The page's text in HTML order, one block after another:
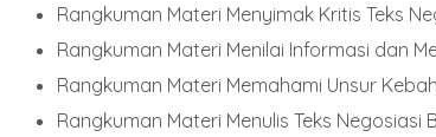
Rangkuman Materi Menyimak Kritis Teks
Rangkuman Materi Menilai Informasi dan
Rangkuman Materi Memahami Unsur
Rangkuman Materi Menulis Teks Negosiasi